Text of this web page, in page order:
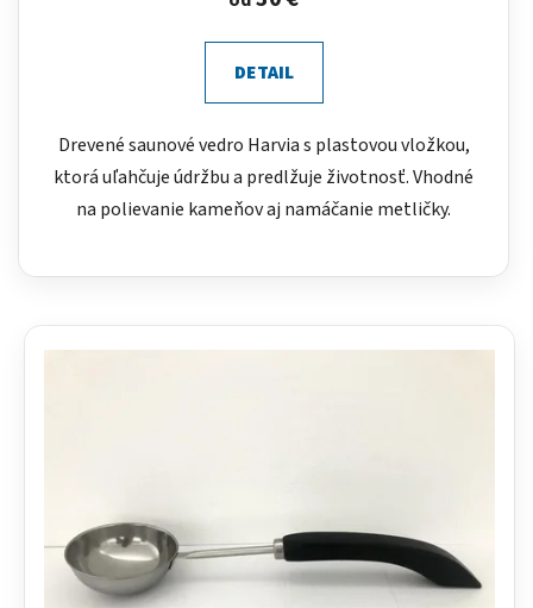
DETAIL
Drevené saunové vedro Harvia s plastovou vložkou,
ktorá uľahčuje údržbu a predlžuje životnosť. Vhodné
na polievanie kameňov aj namáčanie metličky.